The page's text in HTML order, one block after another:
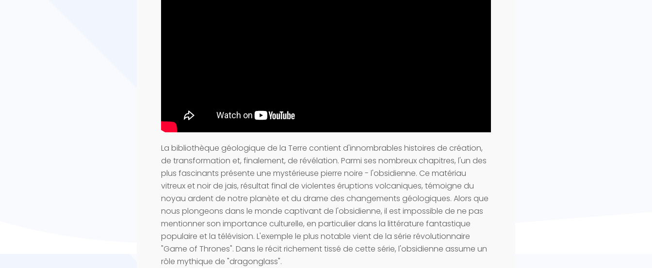
La bibliothèque géologique de la Terre contient d'innombrables histoires de création,
de transformation et, finalement, de révélation. Parmi ses nombreux chapitres, l'un des
plus fascinants présente une mystérieuse pierre noire - l'obsidienne. Ce matériau
vitreux et noir de jais, résultat final de violentes éruptions volcaniques, témoigne du
noyau ardent de notre planète et du drame des changements géologiques. Alors que
nous plongeons dans le monde captivant de l'obsidienne, il est impossible de ne pas
mentionner son importance culturelle, en particulier dans la littérature fantastique
populaire et la télévision. L'exemple le plus notable vient de la série révolutionnaire
"Game of Thrones". Dans le récit richement tissé de cette série, l'obsidienne assume un
rôle mythique de "dragonglass".